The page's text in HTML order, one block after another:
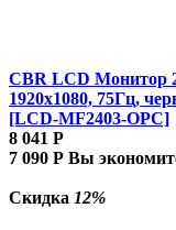
CBR LCD Монитор
1920x1080, 75Гц,
[LCD-MF2403-OPC]
8 041 Р
7 090 Р Вы
Скидка 12%